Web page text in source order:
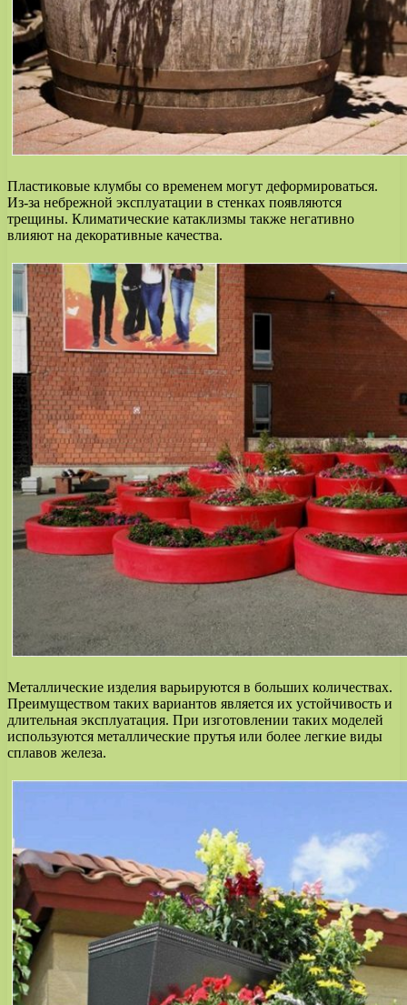
Пластиковые клумбы со временем могут деформироваться.
Из-за небрежной эксплуатации в стенках появляются
трещины. Климатические катаклизмы также негативно
влияют на декоративные качества.
Металлические изделия варьируются в больших количествах.
Преимуществом таких вариантов является их устойчивость и
длительная эксплуатация. При изготовлении таких моделей
используются металлические прутья или более легкие виды
сплавов железа.